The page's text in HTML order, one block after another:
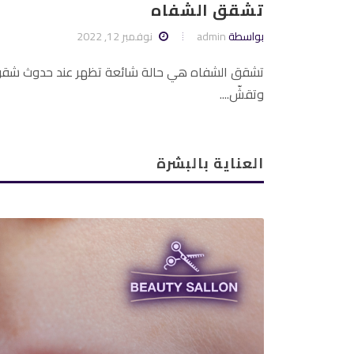
تشقق الشفاه
بواسطةadmin نوفمبر 12, 2022
تشقق الشفاه هي حالة شائعة تظهر عند حدوث
وتقشّ....
العناية بالبشرة